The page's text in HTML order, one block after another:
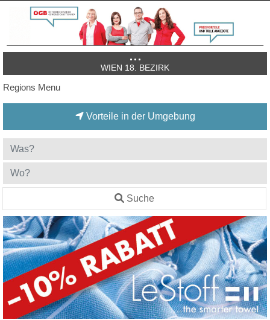
WIEN 18. BEZIRK
Regions Menu
Vorteile in der Umgebung
Suche